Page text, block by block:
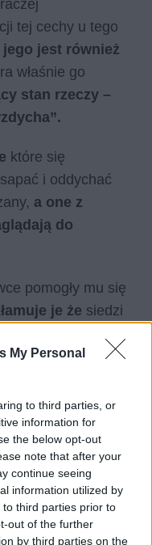
My Personal
to third parties, or
information for
the below opt-out
note that after your
continue seeing
information utilized by
third parties prior to
out of the further
by third parties on the
tej cechy u tego
jego jest również
właśnie go
stan rzeczy –
które się
i oddychać
a one z
do
pomogły mu się
je że siedzi
by wyszedł z